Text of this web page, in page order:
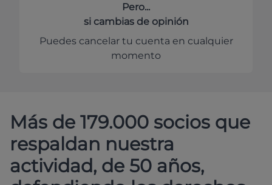
Pero...
si cambias de opinión
Puedes cancelar tu cuenta en cualquier
momento
Más de 179.000 socios que
respaldan nuestra
actividad, de 50 años,